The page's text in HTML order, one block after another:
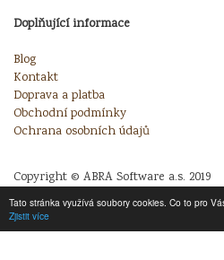
Tato stránka využívá soubory cookies. Co to pro
Zjistit více
Doplňující informace
Blog
Kontakt
Doprava a platba
Obchodní podmínky
Ochrana osobních údajů
Copyright © ABRA Software a.s. 2019